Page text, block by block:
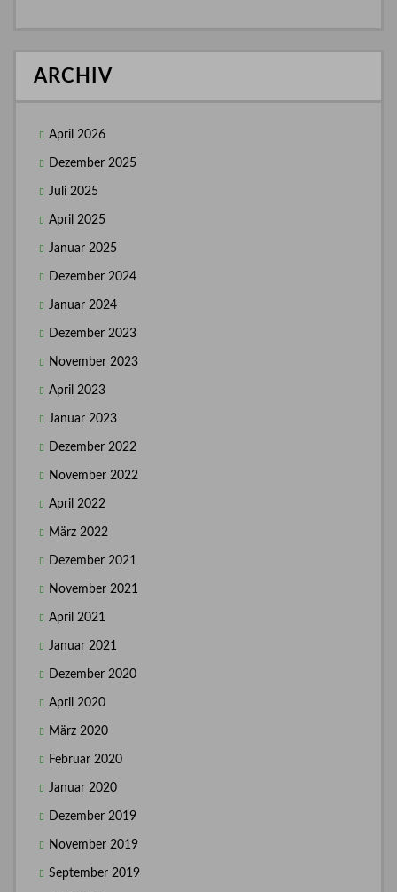
ARCHIV
April 2026
Dezember 2025
Juli 2025
April 2025
Januar 2025
Dezember 2024
Januar 2024
Dezember 2023
November 2023
April 2023
Januar 2023
Dezember 2022
November 2022
April 2022
März 2022
Dezember 2021
November 2021
April 2021
Januar 2021
Dezember 2020
April 2020
März 2020
Februar 2020
Januar 2020
Dezember 2019
November 2019
September 2019